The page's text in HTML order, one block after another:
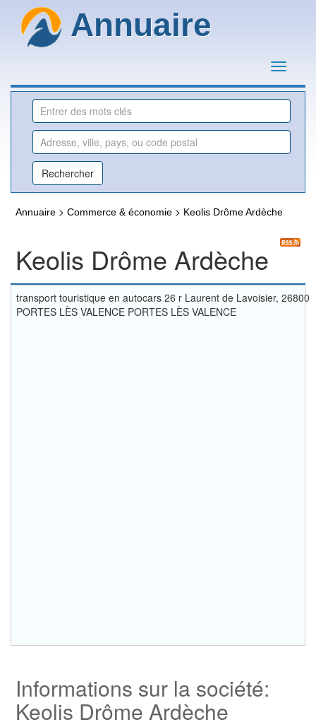
Annuaire
Annuaire > Commerce & économie > Keolis Drôme Ardèche
Keolis Drôme Ardèche
transport touristique en autocars 26 r Laurent de Lavoisier, 26800
PORTES LÈS VALENCE PORTES LÈS VALENCE
Informations sur la société:
Keolis Drôme Ardèche